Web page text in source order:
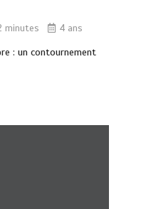
minutes 4 ans
: un contournement